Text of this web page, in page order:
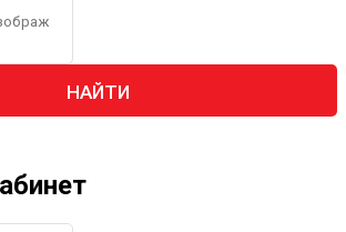
НАЙТИ